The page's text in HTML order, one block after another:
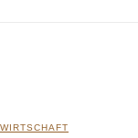
WIRTSCHAFT